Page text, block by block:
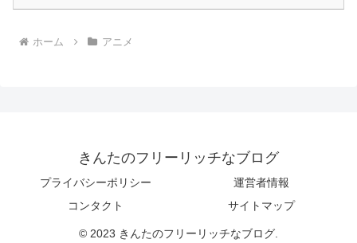
ホーム アニメ
きんたのフリーリッチなブログ
プライバシーポリシー
運営者情報
コンタクト
サイトマップ
© 2023 きんたのフリーリッチなブログ.